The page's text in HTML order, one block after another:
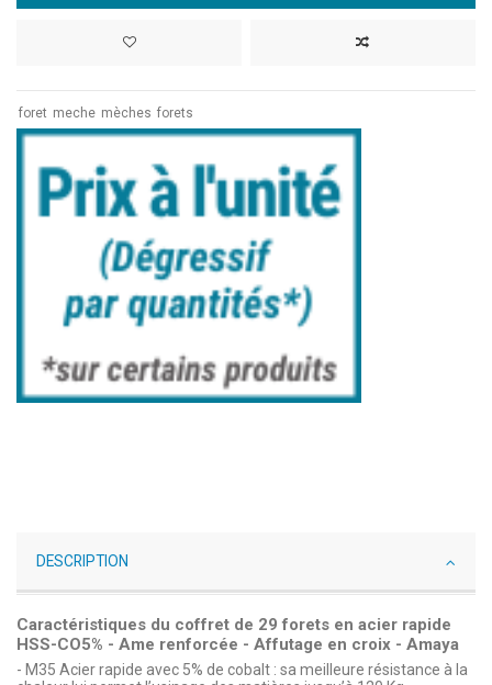
foret meche mèches forets
DESCRIPTION
Caractéristiques du coffret de 29 forets en acier rapide
HSS-CO5% - Ame renforcée - Affutage en croix - Amaya
- M35 Acier rapide avec 5% de cobalt : sa meilleure résistance à la